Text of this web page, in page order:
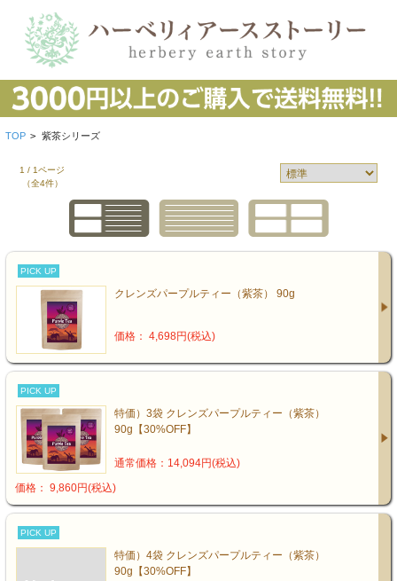
TOP > 紫茶シリーズ
1 / 1ページ
（全4件）
PICK UP
クレンズパープルティー（紫茶） 90g
価格： 4,698円(税込)
PICK UP
特価）3袋 クレンズパープルティー（紫茶）
90g【30%OFF】
通常価格：14,094円(税込)
価格： 9,860円(税込)
PICK UP
特価）4袋 クレンズパープルティー（紫茶）
90g【30%OFF】